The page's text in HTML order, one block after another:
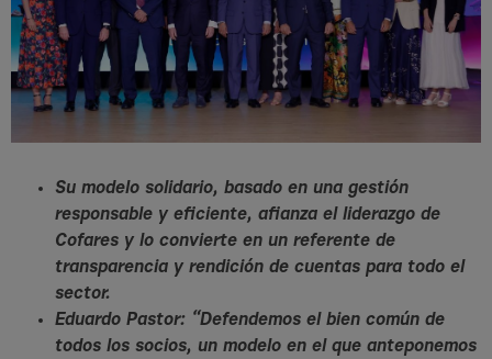
Su modelo solidario, basado en una gestión
responsable y eficiente, afianza el liderazgo de
Cofares y lo convierte en un referente de
transparencia y rendición de cuentas para todo el
sector.
Eduardo Pastor: “Defendemos el bien común de
todos los socios, un modelo en el que anteponemos